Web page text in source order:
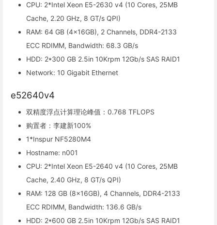
CPU: 2*Intel Xeon E5-2630 v4 (10 Cores, 25MB
Cache, 2.20 GHz, 8 GT/s QPI)
RAM: 64 GB (4x16GB), 2 Channels, DDR4-2133
ECC RDIMM, Bandwidth: 68.3 GB/s
HDD: 2*300 GB 2.5in 10Krpm 12Gb/s SAS RAID1
Network: 10 Gigabit Ethernet
e52640v4
双精度浮点计算理论峰值：0.768 TFLOPS
购置者：李建新100%
1*Inspur NF5280M4
Hostname: n001
CPU: 2*Intel Xeon E5-2640 v4 (10 Cores, 25MB
Cache, 2.40 GHz, 8 GT/s QPI)
RAM: 128 GB (8x16GB), 4 Channels, DDR4-2133
ECC RDIMM, Bandwidth: 136.6 GB/s
HDD: 2*600 GB 2.5in 10Krpm 12Gb/s SAS RAID1